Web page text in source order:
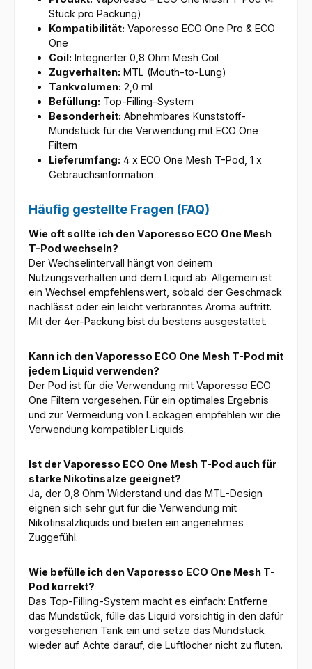
Stück pro Packung)
Kompatibilität: Vaporesso ECO One Pro & ECO
One
Coil: Integrierter 0,8 Ohm Mesh Coil
Zugverhalten: MTL (Mouth-to-Lung)
Tankvolumen: 2,0 ml
Befüllung: Top-Filling-System
Besonderheit: Abnehmbares Kunststoff-
Mundstück für die Verwendung mit ECO One
Filtern
Lieferumfang: 4 x ECO One Mesh T-Pod, 1 x
Gebrauchsinformation
Häufig gestellte Fragen (FAQ)
Wie oft sollte ich den Vaporesso ECO One Mesh
T-Pod wechseln?
Der Wechselintervall hängt von deinem
Nutzungsverhalten und dem Liquid ab. Allgemein ist
ein Wechsel empfehlenswert, sobald der Geschmack
nachlässt oder ein leicht verbranntes Aroma auftritt.
Mit der 4er-Packung bist du bestens ausgestattet.
Kann ich den Vaporesso ECO One Mesh T-Pod mit
jedem Liquid verwenden?
Der Pod ist für die Verwendung mit Vaporesso ECO
One Filtern vorgesehen. Für ein optimales Ergebnis
und zur Vermeidung von Leckagen empfehlen wir die
Verwendung kompatibler Liquids.
Ist der Vaporesso ECO One Mesh T-Pod auch für
starke Nikotinsalze geeignet?
Ja, der 0,8 Ohm Widerstand und das MTL-Design
eignen sich sehr gut für die Verwendung mit
Nikotinsalzliquids und bieten ein angenehmes
Zuggefühl.
Wie befülle ich den Vaporesso ECO One Mesh T-
Pod korrekt?
Das Top-Filling-System macht es einfach: Entferne
das Mundstück, fülle das Liquid vorsichtig in den dafür
vorgesehenen Tank ein und setze das Mundstück
wieder auf. Achte darauf, die Luftlöcher nicht zu fluten.